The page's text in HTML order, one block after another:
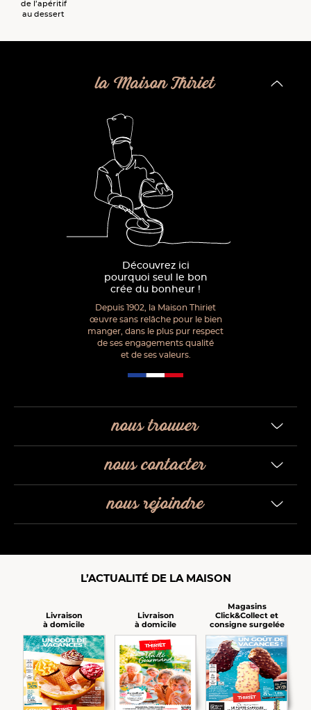
de l’apéritif
au dessert
la Maison Thiriet
Découvrez ici
pourquoi seul le bon
crée du bonheur !
Depuis 1902, la Maison Thiriet
œuvre sans relâche pour le bien
manger, dans le plus pur respect
de ses engagements qualité
et de ses valeurs.
nous trouver
nous contacter
nous rejoindre
L’ACTUALITÉ DE LA MAISON
Livraison
à domicile
Livraison
à domicile
Magasins
Click&Collect et
consigne surgelée